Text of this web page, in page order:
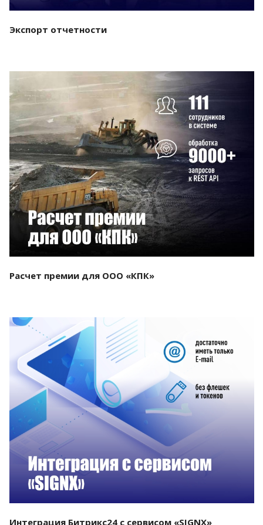
Экспорт отчетности
Смотреть проект
Расчет премии для ООО «КПК»
Смотреть проект
Интеграция Битрикс24 с сервисом «SIGNX»